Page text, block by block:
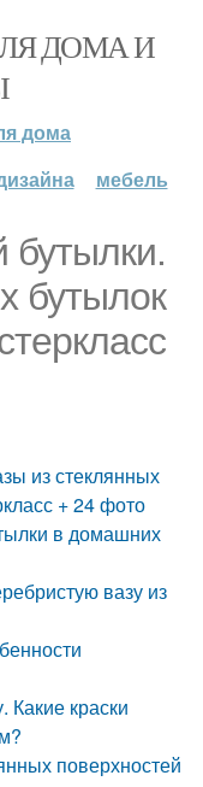
ДОМА И
дома
мебель
бутылки.
бутылок
из стеклянных
+ 24 фото
в домашних
вазу из
Какие краски
поверхностей